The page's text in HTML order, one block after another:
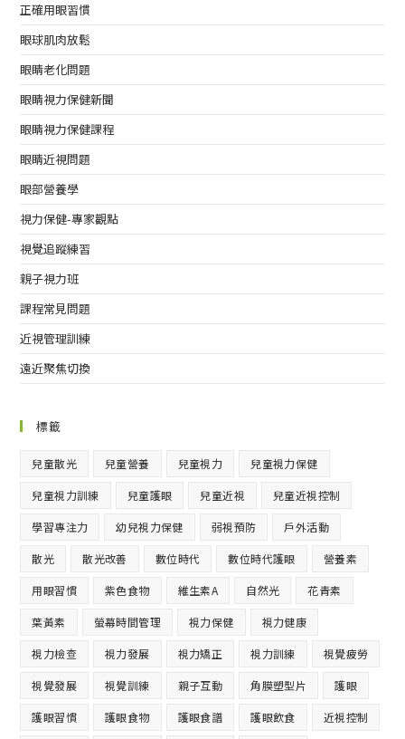
正確用眼習慣
眼球肌肉放鬆
眼睛老化問題
眼睛視力保健新聞
眼睛視力保健課程
眼睛近視問題
眼部營養學
視力保健-專家觀點
視覺追蹤練習
親子視力班
課程常見問題
近視管理訓練
遠近聚焦切換
標籤
兒童散光 兒童營養 兒童視力 兒童視力保健
兒童視力訓練 兒童護眼 兒童近視 兒童近視控制
學習專注力 幼兒視力保健 弱視預防 戶外活動
散光 散光改善 數位時代 數位時代護眼 營養素
用眼習慣 紫色食物 維生素A 自然光 花青素
葉黃素 螢幕時間管理 視力保健 視力健康
視力檢查 視力發展 視力矯正 視力訓練 視覺疲勞
視覺發展 視覺訓練 親子互動 角膜塑型片 護眼
護眼習慣 護眼食物 護眼食譜 護眼飲食 近視控制